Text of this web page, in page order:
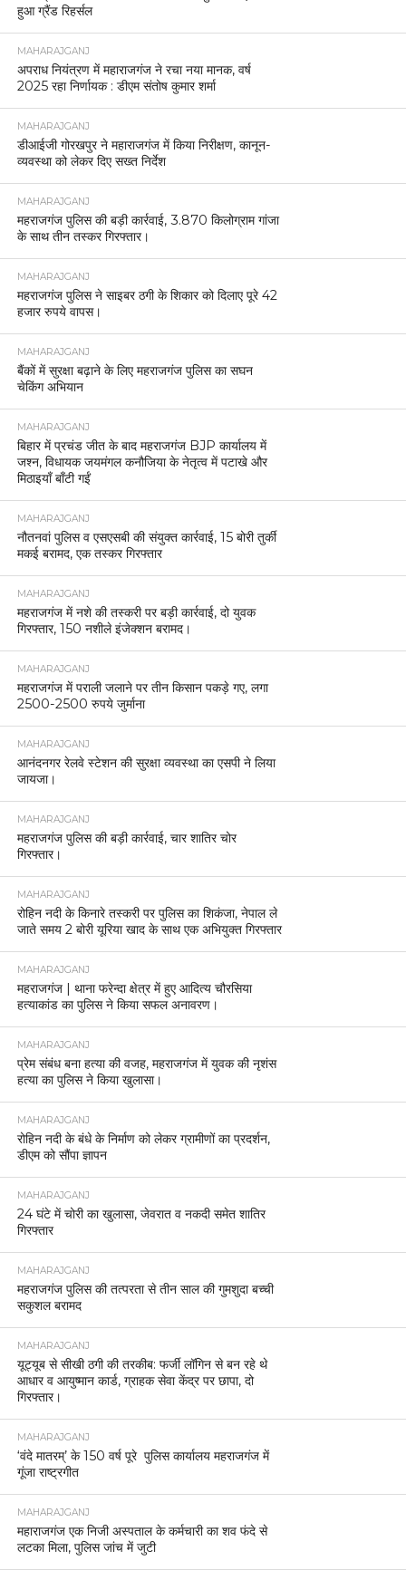
हुआ ग्रैंड रिहर्सल
MAHARAJGANJ
अपराध नियंत्रण में महाराजगंज ने रचा नया मानक, वर्ष
2025 रहा निर्णायक : डीएम संतोष कुमार शर्मा
MAHARAJGANJ
डीआईजी गोरखपुर ने महाराजगंज में किया निरीक्षण, कानून-
व्यवस्था को लेकर दिए सख्त निर्देश
MAHARAJGANJ
महराजगंज पुलिस की बड़ी कार्रवाई, 3.870 किलोग्राम गांजा
के साथ तीन तस्कर गिरफ्तार।
MAHARAJGANJ
महराजगंज पुलिस ने साइबर ठगी के शिकार को दिलाए पूरे 42
हजार रुपये वापस।
MAHARAJGANJ
बैंकों में सुरक्षा बढ़ाने के लिए महराजगंज पुलिस का सघन
चेकिंग अभियान
MAHARAJGANJ
बिहार में प्रचंड जीत के बाद महराजगंज BJP कार्यालय में
जश्न, विधायक जयमंगल कनौजिया के नेतृत्व में पटाखे और
मिठाइयाँ बाँटी गईं
MAHARAJGANJ
नौतनवां पुलिस व एसएसबी की संयुक्त कार्रवाई, 15 बोरी तुर्की
मकई बरामद, एक तस्कर गिरफ्तार
MAHARAJGANJ
महराजगंज में नशे की तस्करी पर बड़ी कार्रवाई, दो युवक
गिरफ्तार, 150 नशीले इंजेक्शन बरामद।
MAHARAJGANJ
महराजगंज में पराली जलाने पर तीन किसान पकड़े गए, लगा
2500-2500 रुपये जुर्माना
MAHARAJGANJ
आनंदनगर रेलवे स्टेशन की सुरक्षा व्यवस्था का एसपी ने लिया
जायजा।
MAHARAJGANJ
महराजगंज पुलिस की बड़ी कार्रवाई, चार शातिर चोर
गिरफ्तार।
MAHARAJGANJ
रोहिन नदी के किनारे तस्करी पर पुलिस का शिकंजा, नेपाल ले
जाते समय 2 बोरी यूरिया खाद के साथ एक अभियुक्त गिरफ्तार
MAHARAJGANJ
महराजगंज | थाना फरेन्दा क्षेत्र में हुए आदित्य चौरसिया
हत्याकांड का पुलिस ने किया सफल अनावरण।
MAHARAJGANJ
प्रेम संबंध बना हत्या की वजह, महराजगंज में युवक की नृशंस
हत्या का पुलिस ने किया खुलासा।
MAHARAJGANJ
रोहिन नदी के बंधे के निर्माण को लेकर ग्रामीणों का प्रदर्शन,
डीएम को सौंपा ज्ञापन
MAHARAJGANJ
24 घंटे में चोरी का खुलासा, जेवरात व नकदी समेत शातिर
गिरफ्तार
MAHARAJGANJ
महराजगंज पुलिस की तत्परता से तीन साल की गुमशुदा बच्ची
सकुशल बरामद
MAHARAJGANJ
यूट्यूब से सीखी ठगी की तरकीब: फर्जी लॉगिन से बन रहे थे
आधार व आयुष्मान कार्ड, ग्राहक सेवा केंद्र पर छापा, दो
गिरफ्तार।
MAHARAJGANJ
‘वंदे मातरम्’ के 150 वर्ष पूरे पुलिस कार्यालय महराजगंज में
गूंजा राष्ट्रगीत
MAHARAJGANJ
महाराजगंज एक निजी अस्पताल के कर्मचारी का शव फंदे से
लटका मिला, पुलिस जांच में जुटी